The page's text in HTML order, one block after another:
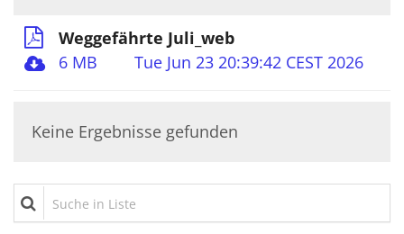
Weggefährte Juli_web
6 MB
Tue Jun 23 20:39:42 CEST 2026
Keine Ergebnisse gefunden
Suche in Liste